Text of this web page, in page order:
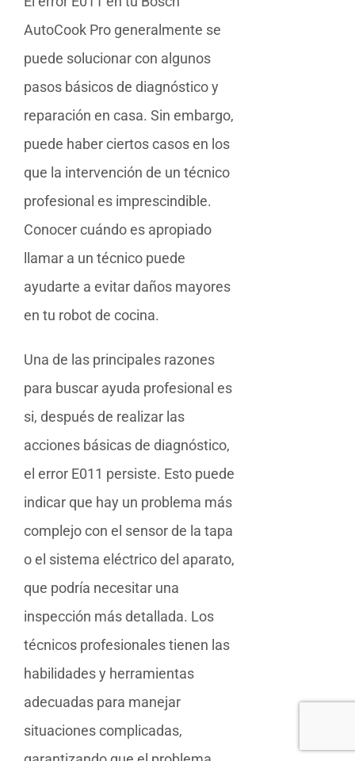
AutoCook Pro generalmente se
puede solucionar con algunos
pasos básicos de diagnóstico y
reparación en casa. Sin embargo,
puede haber ciertos casos en los
que la intervención de un técnico
profesional es imprescindible.
Conocer cuándo es apropiado
llamar a un técnico puede
ayudarte a evitar daños mayores
en tu robot de cocina.
Una de las principales razones
para buscar ayuda profesional es
si, después de realizar las
acciones básicas de diagnóstico,
el error E011 persiste. Esto puede
indicar que hay un problema más
complejo con el sensor de la tapa
o el sistema eléctrico del aparato,
que podría necesitar una
inspección más detallada. Los
técnicos profesionales tienen las
habilidades y herramientas
adecuadas para manejar
situaciones complicadas,